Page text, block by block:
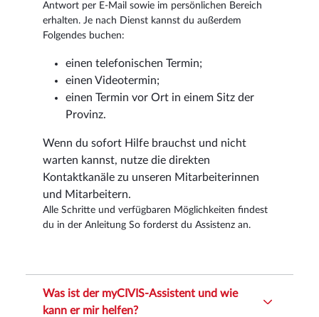
Antwort per E-Mail sowie im persönlichen Bereich
erhalten. Je nach Dienst kannst du außerdem
Folgendes buchen:
einen telefonischen Termin;
einen Videotermin;
einen Termin vor Ort in einem Sitz der
Provinz.
Wenn du sofort Hilfe brauchst und nicht
warten kannst, nutze die direkten
Kontaktkanäle zu unseren Mitarbeiterinnen
und Mitarbeitern.
Alle Schritte und verfügbaren Möglichkeiten findest
du in der Anleitung So forderst du Assistenz an.
Was ist der myCIVIS-Assistent und wie
kann er mir helfen?